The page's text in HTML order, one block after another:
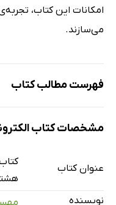
امکانات این کتاب،
می‌سازند.
فهرست مطالب کتاب
تمرین
آزمون تستی
مشخصات کتاب
عنوان کتاب
نویسنده